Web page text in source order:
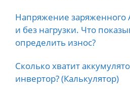
Напряжение заряженного
и без нагрузки. Что
определить износ?
Сколько хватит
инвертор? (Калькулятор)